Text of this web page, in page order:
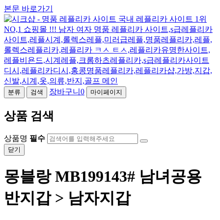
본문 바로가기
분류 검색 장바구니 0 마이페이지
상품 검색
상품명 필수
닫기
몽블랑 MB199143# 남녀공용
반지갑 > 남자지갑